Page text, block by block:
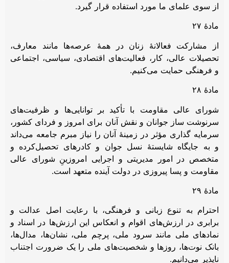
از سوی علمای ما مورد استفاده قرار گیرد.
مادۀ ۲۷
از مشارکت فعالانۀ زنان در همۀ عرصه‌ها مانند معارف،
تحصیلات عالی، کار، فعالیت‌های اقتصادی، سیاسی، اجتماعی
و فرهنگی حمایت می‌کنیم.
مادۀ ۲۸
شورای عالی مقاومت با تأکید بر توانایی‌ها و ظرفیت‌های
سرنوشت ساز جوانان و نقش آنان برای امروز و فردای کشور،
سرمایه گذاری مؤثر در زمینۀ آنان را نیاز مبرم جامعه می‌داند
و به جایگاه شایستۀ نسل جوان و کادرهای تحصیل‌کرده و
متخصص در امور مدیریتی و اجرایی امروزینِ شورای عالی
مقاومت و پسا پیروزی در دولت آینده متعهد است.
مادۀ ۲۹
احترام به تنوع زبانی و فرهنگی، با رعایت اصل عدالت و
برابری در ارزش‌های اقوام و انعکاس این ارزش‌ها در اسناد و
نمادهای ملی مانند سرود ملی، پرچم ملی، نشان‌ها، مدال‌ها،
بانک نوت‌ها، روزها و شخصیت‌های ملی را یک ضرورت اجتناب
ناپذیر می‌دانیم.